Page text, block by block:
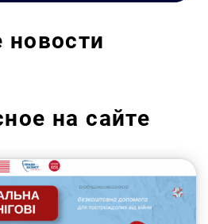
новости
на сайте